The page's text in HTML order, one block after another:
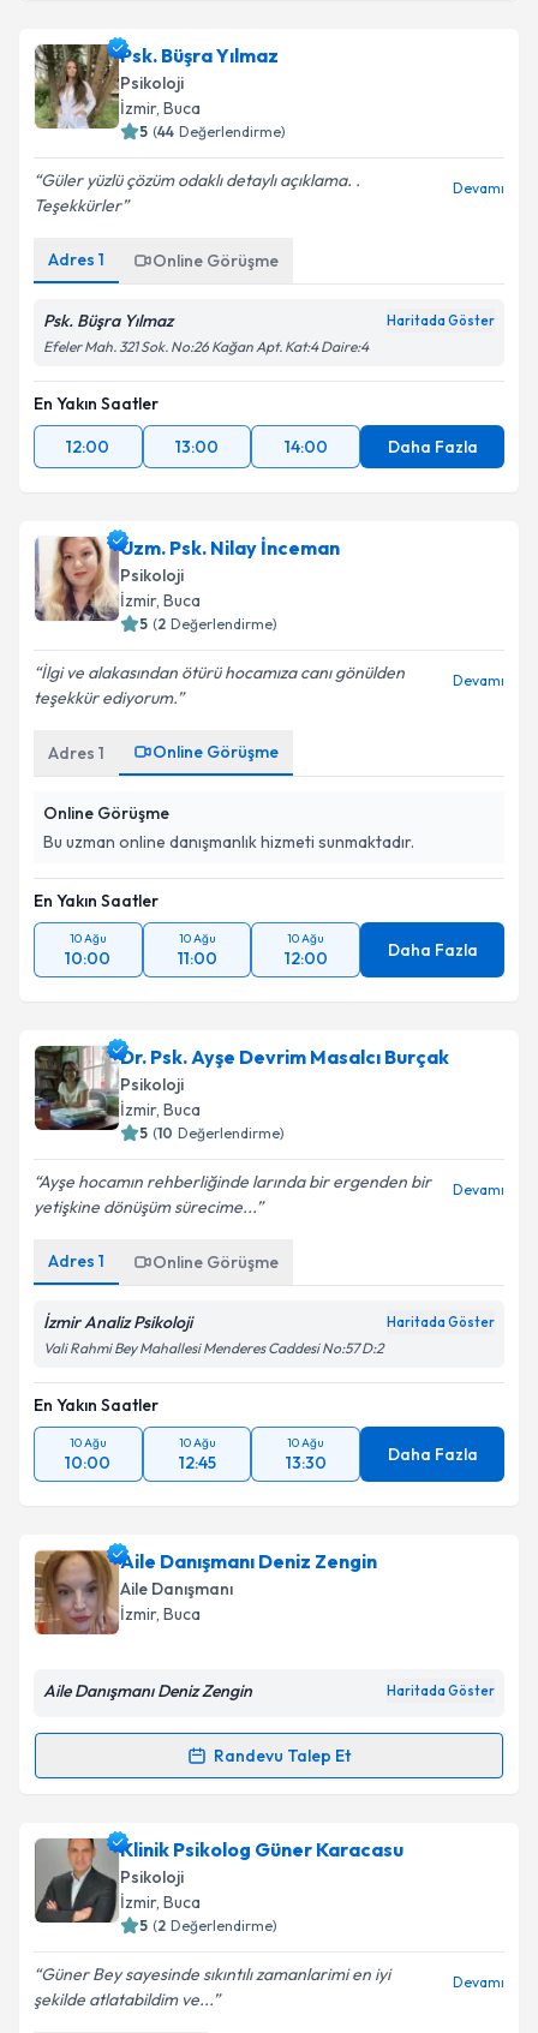
Psk. Büşra Yılmaz
Psikoloji
İzmir, Buca
5 (44 Değerlendirme)
Güler yüzlü çözüm odaklı detaylı açıklama. .
Teşekkürler
Devamı
Adres 1 Online Görüşme
Psk. Büşra Yılmaz Haritada Göster
Efeler Mah. 321 Sok. No:26 Kağan Apt. Kat:4 Daire:4
En Yakın Saatler
12:00
13:00 14:00 Daha Fazla
Uzm. Psk. Nilay İnceman
Psikoloji
İzmir, Buca
5 (2 Değerlendirme)
İlgi ve alakasından ötürü hocamıza canı gönülden
teşekkür ediyorum.
Devamı
Adres 1 Online Görüşme
Online Görüşme
Bu uzman online danışmanlık hizmeti sunmaktadır.
En Yakın Saatler
10 Ağu
10:00
10 Ağu
11:00
10 Ağu
12:00 Daha Fazla
Dr. Psk. Ayşe Devrim Masalcı Burçak
Psikoloji
İzmir, Buca
5 (10 Değerlendirme)
Ayşe hocamın rehberliğinde larında bir ergenden bir
yetişkine dönüşüm sürecime...
Devamı
Adres 1 Online Görüşme
İzmir Analiz Psikoloji Haritada Göster
Vali Rahmi Bey Mahallesi Menderes Caddesi No:57 D:2
En Yakın Saatler
10 Ağu
10:00
10 Ağu
12:45
10 Ağu
13:30 Daha Fazla
Aile Danışmanı Deniz Zengin
Aile Danışmanı
İzmir, Buca
Aile Danışmanı Deniz Zengin Haritada Göster
Randevu Talep Et
Randevu Takvimi Talebi
Aile Danışmanı Deniz Zenginiçin randevu takvimi
talebi oluşturun. Size bu uzmandan randevu almanız
için bir takvim hazırlandığında e-posta ile
bilgilendireceğiz.
E-posta Adresiniz
Klinik Psikolog Güner Karacasu
Psikoloji
İzmir, Buca
5 (2 Değerlendirme)
Güner Bey sayesinde sıkıntılı zamanlarimi en iyi
şekilde atlatabildim ve...
Devamı